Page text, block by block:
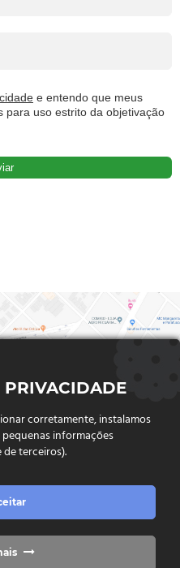
e entendo que meus
para uso estrito da objetivação
Jardim Rio Claro. CEP
PRIVACIDADE
corretamente, instalamos
informações
terceiros).